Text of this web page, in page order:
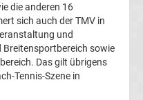
die anderen 16
sich auch der TMV in
und
sowie
Das gilt übrigens
Tennis-Szene in